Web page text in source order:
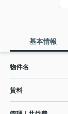
基本情報
物件名
賃料